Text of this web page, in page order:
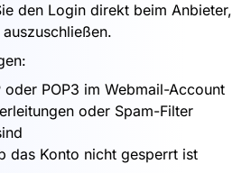
den Login direkt beim Anbieter,
oder POP3 im Webmail-Account
oder Spam-Filter
das Konto nicht gesperrt ist